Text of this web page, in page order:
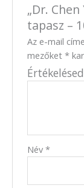
„Dr.
tapasz –
Az e-mail
mezőket*
Értékelésed
Név*